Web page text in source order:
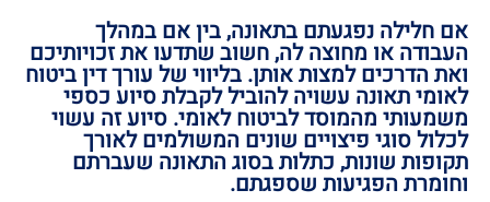
אם חלילה נפגעתם בתאונה, בין אם במהלך
העבודה או מחוצה לה, חשוב שתדעו את זכויותיכם
ואת הדרכים למצות אותן. בליווי של עורך דין ביטוח
לאומי תאונה עשויה להוביל לקבלת סיוע כספי
משמעותי מהמוסד לביטוח לאומי. סיוע זה עשוי
לכלול סוגי פיצויים שונים המשולמים לאורך
תקופות שונות, כתלות בסוג התאונה שעברתם
וחומרת הפגיעות שספגתם.